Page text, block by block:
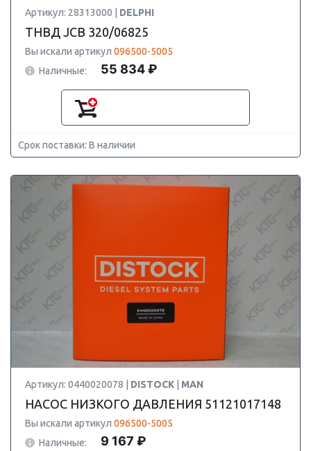
Артикул: 28313000 | DELPHI
ТНВД JCB 320/06825
Вы искали артикул 096500-5005
Наличные:
55 834 ₽
Срок поставки: В наличии
Артикул: 0440020078 | DISTOCK MAN
НАСОС НИЗКОГО ДАВЛЕНИЯ 51121017148
Вы искали артикул 096500-5005
Наличные:
9 167 ₽